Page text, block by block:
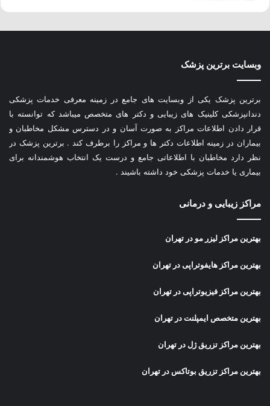
وبسایت برترین پزشک
برترین پزشک یکی از وبسایت های جامع در زمینه معرفی خدمات پزشکی
دندانپزشکی کلینیک های زیبایی و دکتر های متخصص میباشد که توانسته با
قرار دادن اطلاعات مراکز به صورت آسان و در دسترس مشکل مخاطبان و
بیماران در زمینه اطلاعات دکتر ها و مراکز را برطرف کند . برترین پزشک در
نظر دارد مخاطبان با اطلاعاتی جامع و درست یک انتخاب هوشمندانه برای
بیماری یا خدمات پزشکی خود داشته باشیند .
مراکز زیبایی و درمانی
بهترین مراکز لیزر مو در تهران
بهترین مراکز هایفوتراپی در تهران
بهترین مراکز فیزیوتراپی در تهران
بهترین متخصص ایمپلنت در تهران
بهترین مراکز تزریق ژل در تهران
بهترین مراکز تزریق بوتاکس در تهران